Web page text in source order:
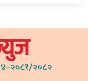
२०८१/२०८२